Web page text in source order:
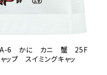
SA-6 かに カニ 蟹 25F
プ スイミングキャッ